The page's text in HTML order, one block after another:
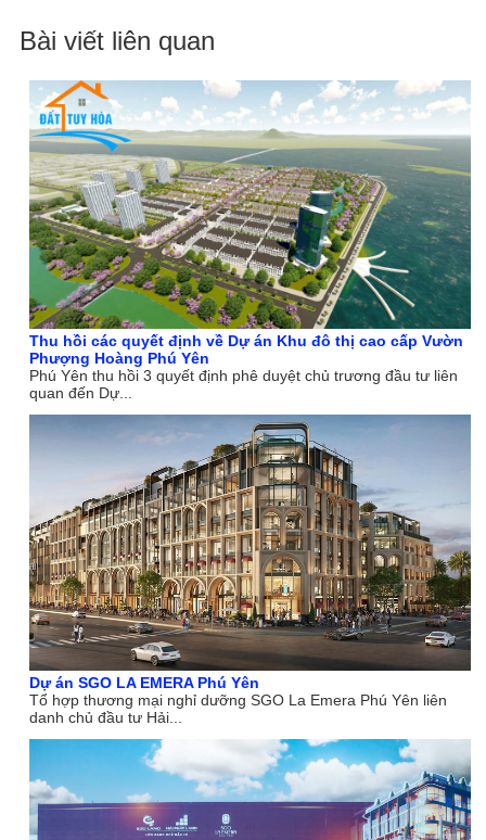
Bài viết liên quan
Thu hồi các quyết định về Dự án Khu đô thị cao cấp Vườn
Phượng Hoàng Phú Yên
Phú Yên thu hồi 3 quyết định phê duyệt chủ trương đầu tư liên
quan đến Dự...
Dự án SGO LA EMERA Phú Yên
Tổ hợp thương mại nghỉ dưỡng SGO La Emera Phú Yên liên
danh chủ đầu tư Hải...